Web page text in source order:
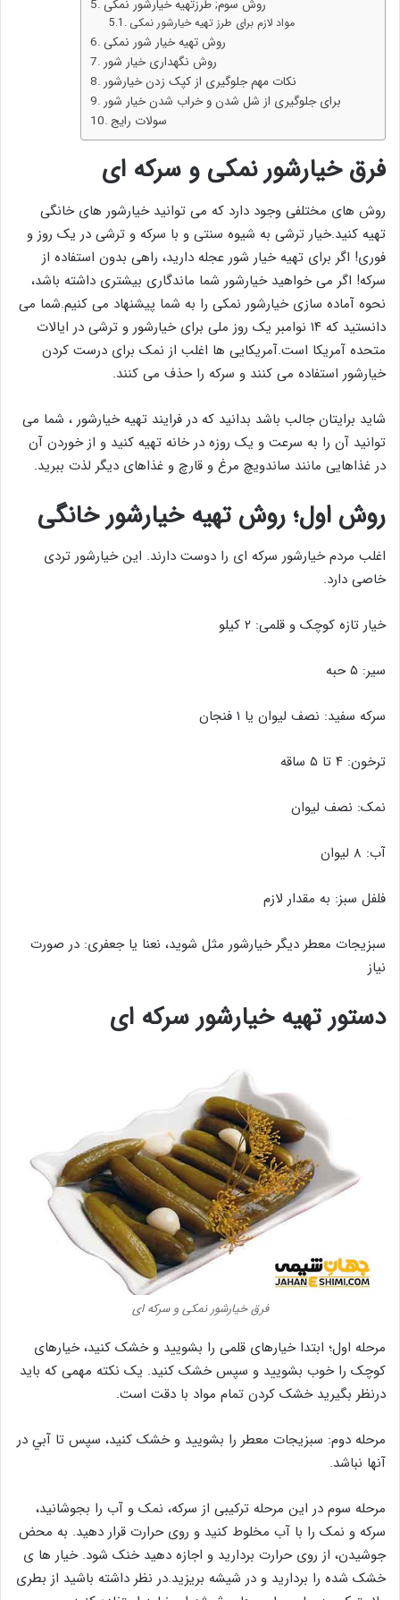
روش سوم; طرزتهیه خیارشور نمکی
مواد لازم برای طرز تهیه خیارشور نمکی
روش تهیه خیار شور نمکی
روش نگهداری خیار شور
نکات مهم جلوگیری از کپک زدن خیارشور
سولات رایج
فرق خیارشور نمکی و سرکه ای
روش های مختلفی وجود دارد که می توانید خیارشور های خانگی
تهیه کنید.خیار ترشی به شیوه سنتی و با سرکه و ترشی در یک روز و
فوری! اگر برای تهیه خیار شور عجله دارید، راهی بدون استفاده از
سرکه! اگر می خواهید خیارشور شما ماندگاری بیشتری داشته باشد،
نحوه آماده سازی خیارشور نمکی را به شما پیشنهاد می کنیم.شما می
دانستید که ۱۴ نوامبر یک روز ملی برای خیارشور و ترشی در ایالات
متحده آمریکا است.آمریکایی ها اغلب از نمک برای درست کردن
خیارشور استفاده می کنند و سرکه را حذف می کنند.
شاید برایتان جالب باشد بدانید که در فرایند تهیه خیارشور ، شما می
توانید آن را به سرعت و یک روزه در خانه تهیه کنید و از خوردن آن
در غذاهایی مانند ساندویچ مرغ و قارچ و غذاهای دیگر لذت ببرید.
روش اول؛ روش تهیه خیارشور خانگی
اغلب مردم خیارشور سرکه ای را دوست دارند. این خیارشور تردی
خاصی دارد.
خیار تازه کوچک و قلمی: ۲ کیلو
سیر: ۵ حبه
سرکه سفید: نصف لیوان یا ۱ فنجان
ترخون: ۴ تا ۵ ساقه
نمک: نصف لیوان
آب: ۸ لیوان
فلفل سبز: به مقدار لازم
سبزیجات معطر دیگر خیارشور مثل شوید، نعنا یا جعفری: در صورت
نیاز
دستور تهیه خیارشور سرکه ای
فرق خیارشور نمکی و سرکه ای
مرحله اول؛ ابتدا خیارهای قلمی را بشویید و خشک کنید، خیارهای
کوچک را خوب بشویید و سپس خشک کنید. یک نکته مهمی که باید
درنظر بگیرید خشک کردن تمام مواد با دقت است.
مرحله دوم: سبزیجات معطر را بشویید و خشک کنید، سپس تا آبي در
آنها نباشد.
مرحله سوم در این مرحله ترکیبی از سرکه، نمک و آب را بجوشانید،
سرکه و نمک را با آب مخلوط کنید و روی حرارت قرار دهید. به محض
جوشیدن، از روی حرارت بردارید و اجازه دهید خنک شود. خیار ها ی
خشک شده را بردارید و در شیشه بریزید.در نظر داشته باشید از بطری